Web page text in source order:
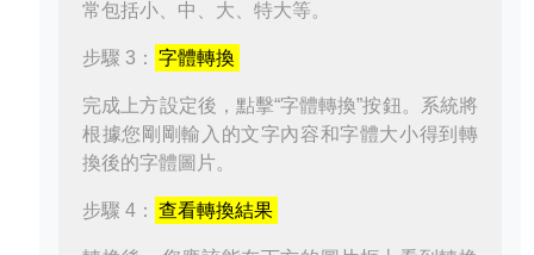
常包括小、中、大、特大等。
步驟 3： 字體轉換
完成上方設定後，點擊“字體轉換”按鈕。系統將
根據您剛剛輸入的文字內容和字體大小得到轉
換後的字體圖片。
步驟 4： 查看轉換結果